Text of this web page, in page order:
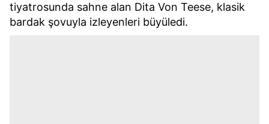
tiyatrosunda sahne alan Dita Von Teese, klasik
bardak şovuyla izleyenleri büyüledi.